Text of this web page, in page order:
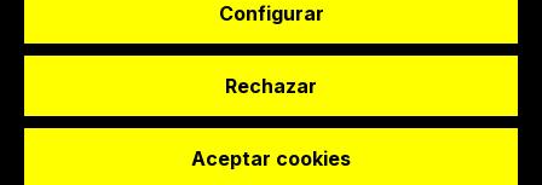
© Dashboard Technologies S.L
Configurar
Rechazar
Aceptar cookies